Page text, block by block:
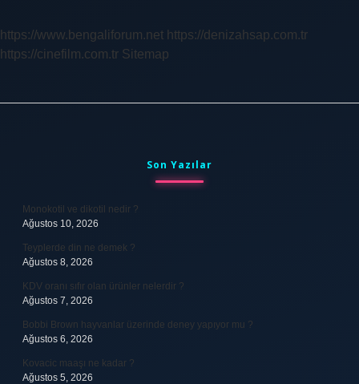
https://www.bengaliforum.net https://denizahsap.com.tr
https://cinefilm.com.tr Sitemap
Son Yazılar
Monokotil ve dikotil nedir ?
Ağustos 10, 2026
Teyplerde din ne demek ?
Ağustos 8, 2026
KDV oranı sıfır olan ürünler nelerdir ?
Ağustos 7, 2026
Bobbi Brown hayvanlar üzerinde deney yapıyor mu ?
Ağustos 6, 2026
Kovacic maaşı ne kadar ?
Ağustos 5, 2026